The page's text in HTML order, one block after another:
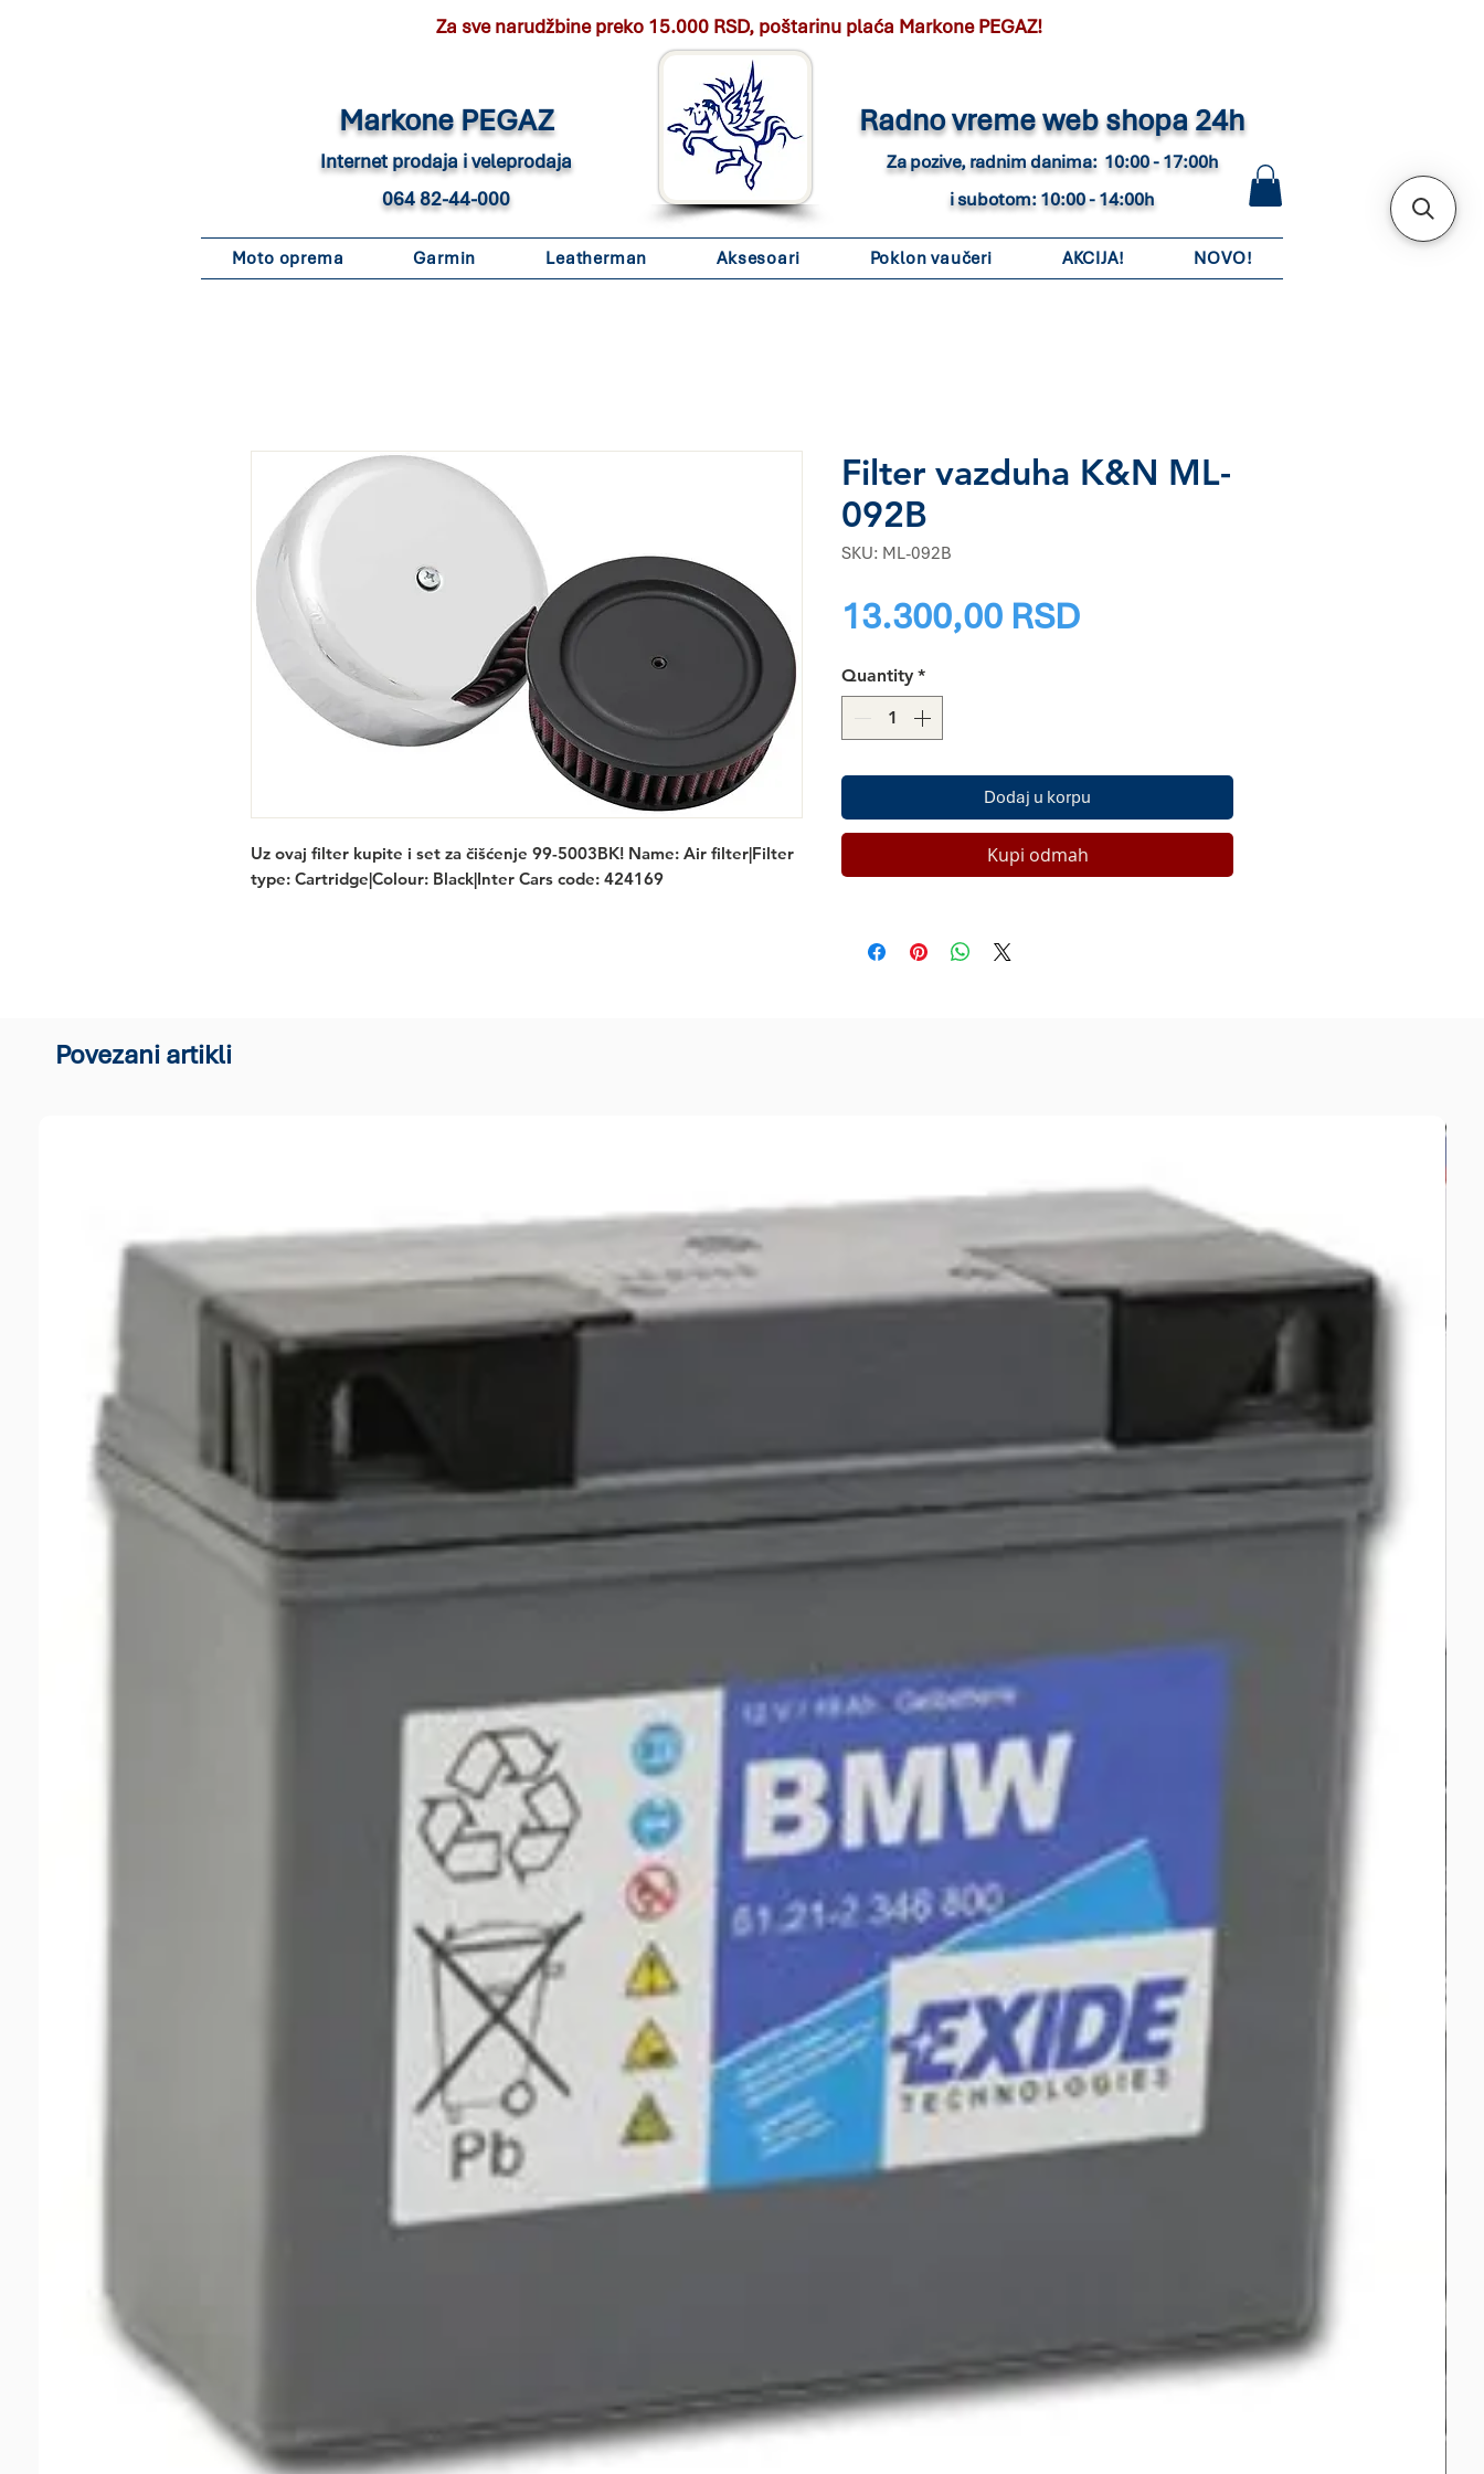
Za sve narudžbine preko 15.000 RSD, poštarinu plaća Markone PEGAZ!
Markone PEGAZ
Internet prodaja i veleprodaja
064 82-44-000
Radno vreme web shopa 24h
Za pozive, radnim danima: 10:00 - 17:00h
i subotom: 10:00 - 14:00h
Moto oprema Garmin Leatherman Aksesoari Poklon vaučeri AKCIJA! NOVO!
Uz ovaj filter kupite i set za čišćenje 99-5003BK! Name: Air filter|Filter
type: Cartridge|Colour: Black|Inter Cars code: 424169
Filter vazduha K&N ML-
092B
SKU: ML-092B
13.300,00 RSDPrice
Quantity *
Dodaj u korpu
Kupi odmah
Povezani artikli